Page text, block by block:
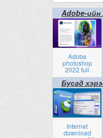
Adobe-
Adobe
photoshop
2022 full
Бусад
Internet
download